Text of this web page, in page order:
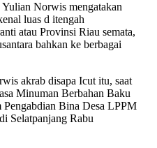
Norwis mengatakan
luas d itengah
atau Provinsi Riau semata,
bahkan ke berbagai
akrab disapa Icut itu, saat
Minuman Berbahan Baku
Pengabdian Bina Desa LPPM
Selatpanjang Rabu